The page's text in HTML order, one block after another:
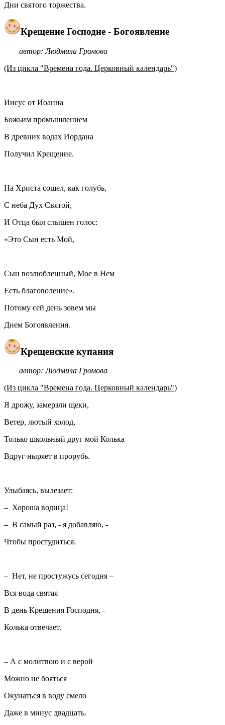
Дни святого торжества.
Крещение Господне - Богоявление
автор: Людмила Громова
(Из цикла "Времена года. Церковный календарь")
Иисус от Иоанна
Божьим промышлением
В древних водах Иордана
Получил Крещение.
На Христа сошел, как голубь,
С неба Дух Святой,
И Отца был слышен голос:
«Это Сын есть Мой,
Сын возлюбленный, Мое в Нем
Есть благоволение».
Потому сей день зовем мы
Днем Богоявления.
Крещенские купания
автор: Людмила Громова
(Из цикла "Времена года. Церковный календарь")
Я дрожу, замерзли щеки,
Ветер, лютый холод,
Только школьный друг мой Колька
Вдруг ныряет в прорубь.
Улыбаясь, вылезает:
– Хороша водица!
– В самый раз, - я добавляю, -
Чтобы простудиться.
– Нет, не простужусь сегодня –
Вся вода святая
В день Крещения Господня, -
Колька отвечает.
– А с молитвою и с верой
Можно не бояться
Окунаться в воду смело
Даже в минус двадцать.